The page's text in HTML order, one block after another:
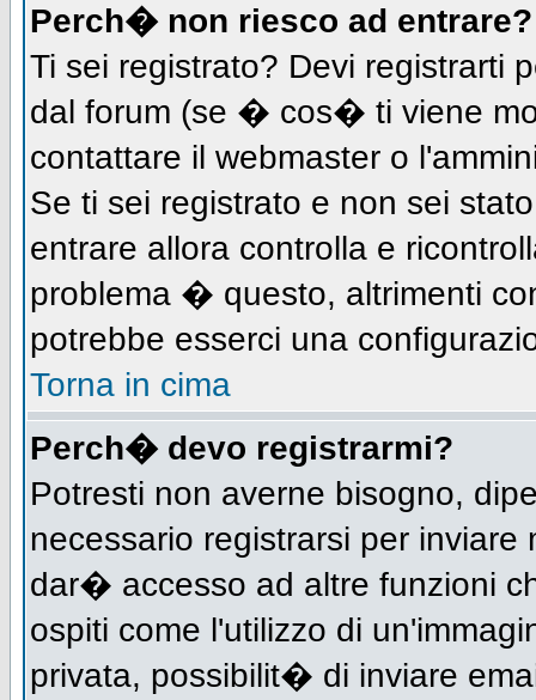
Perch� non riesco ad entrare?
Ti sei registrato? Devi registrarti
dal forum (se � cos� ti viene
contattare il webmaster o
Se ti sei registrato e non sei
entrare allora controlla e
problema � questo, altrimenti
potrebbe esserci una
Torna in cima
Perch� devo registrarmi?
Potresti non averne bisogno,
necessario registrarsi per
dar� accesso ad altre funzioni
ospiti come l'utilizzo di
privata, possibilit� di inviare